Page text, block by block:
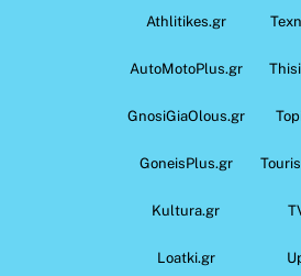
Athlitikes.gr
AutoMotoPlus.gr
GnosiGiaOlous.gr
GoneisPlus.gr
Kultura.gr
Loatki.gr